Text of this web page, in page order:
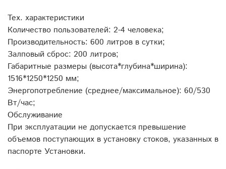
Тех. характеристики
Количество пользователей: 2-4 человека;
Производительность: 600 литров в сутки;
Залповый сброс: 200 литров;
Габаритные размеры (высота*глубина*ширина):
1516*1250*1250 мм;
Энергопотребление (среднее/максимальное): 60/530
Вт/час;
Обслуживание
При эксплуатации не допускается превышение
объемов поступающих в установку стоков, указанных в
паспорте Установки.